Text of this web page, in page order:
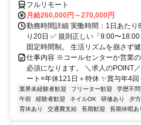
フルリモート
月給260,000円～270,000円
勤務時間詳細 実働時間：1日あた
り20日 ✅ 規則正しい「9:00〜
固定時間制。 生活リズムを崩さず
仕事内容 ※コールセンターか営業
必須になります。 ＼求人のPOINT
ート×年休121日＋特休 ✨賞与年4
業界未経験者歓迎 フリーター歓迎 学歴不問
午前
経験者歓迎 ネイルOK 研修あり 夕方
育休あり
交通費支給 長期歓迎 長期休暇あ